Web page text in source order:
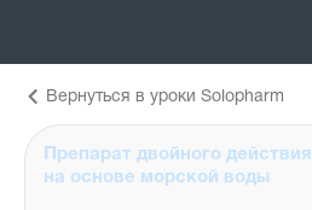
Вернуться в уроки Solopharm
Препарат двойного действия
на основе морской воды